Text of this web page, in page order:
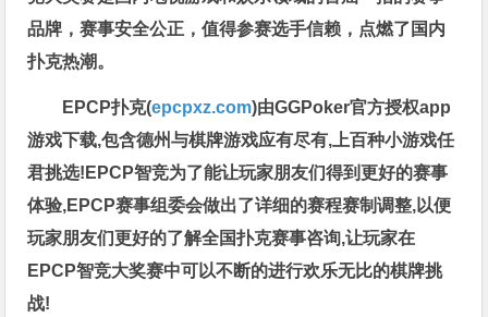
品牌，赛事安全公正，值得参赛选手信赖，点燃了国内
扑克热潮。
EPCP扑克(epcpxz.com)由GGPoker官方授权app
游戏下载,包含德州与棋牌游戏应有尽有,上百种小游戏任
君挑选!EPCP智竞为了能让玩家朋友们得到更好的赛事
体验,EPCP赛事组委会做出了详细的赛程赛制调整,以便
玩家朋友们更好的了解全国扑克赛事咨询,让玩家在
EPCP智竞大奖赛中可以不断的进行欢乐无比的棋牌挑
战!